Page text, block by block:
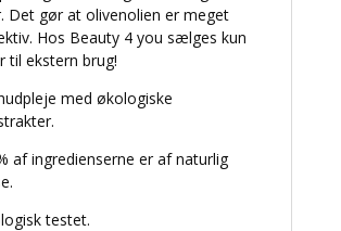
Det gør at olivenolien er meget
Hos Beauty 4 you sælges kun
til ekstern brug!
med økologiske
af ingredienserne er af naturlig
testet.